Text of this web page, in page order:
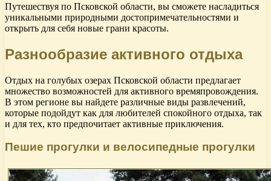
Путешествуя по Псковской области, вы сможете насладиться
уникальными природными достопримечательностями и
открыть для себя новые грани красоты.
Разнообразие активного отдыха
Отдых на голубых озерах Псковской области предлагает
множество возможностей для активного времяпровождения.
В этом регионе вы найдете различные виды развлечений,
которые подойдут как для любителей спокойного отдыха, так
и для тех, кто предпочитает активные приключения.
Пешие прогулки и велосипедные прогулки